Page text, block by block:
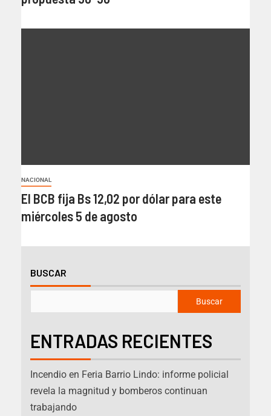
NACIONAL
El BCB fija Bs 12,02 por dólar para este
miércoles 5 de agosto
BUSCAR
Buscar
ENTRADAS RECIENTES
Incendio en Feria Barrio Lindo: informe policial
revela la magnitud y bomberos continuan
trabajando